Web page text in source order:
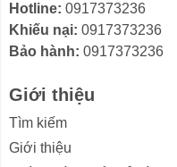
3 khay rửa chén đĩa
Máy rửa chén có 3
thể tùy vào nhu cầu mà
Ngăn trên cùng là có
dao, kéo, nĩa, thìa,... có
dao, kéo ra trong quá
hoặc tháo ra để tăng
Hotline: 0917373236
Khiếu nại: 0917373236
Bảo hành: 0917373236
Giới thiệu
Tìm kiếm
Giới thiệu